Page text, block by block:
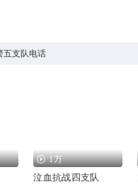
五支队电话
1万
泣血抗战四支队